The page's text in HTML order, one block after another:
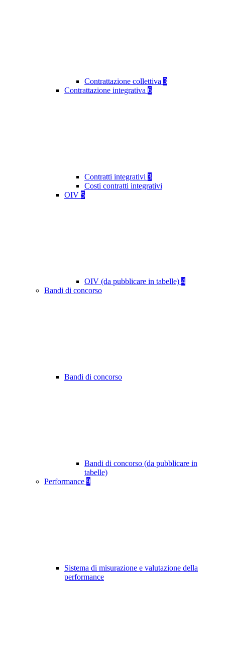
Contrattazione collettiva 3
Contrattazione integrativa 6
Contratti integrativi 3
Costi contratti integrativi
OIV 5
OIV (da pubblicare in tabelle) 4
Bandi di concorso
Bandi di concorso
Bandi di concorso (da pubblicare in
tabelle)
Performance 9
Sistema di misurazione e valutazione della
performance